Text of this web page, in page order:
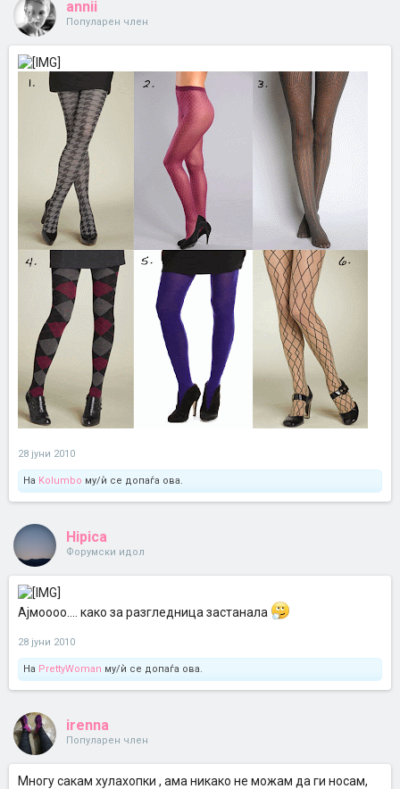
annii
Популарен член
28 јуни 2010
На Kolumbo му/ѝ се допаѓа ова.
Hipica
Форумски идол
Ајмоооо.... како за разгледница застанала
28 јуни 2010
На PrettyWoman му/ѝ се допаѓа ова.
irenna
Популарен член
Многу сакам хулахопки , ама никако не можам да ги носам,